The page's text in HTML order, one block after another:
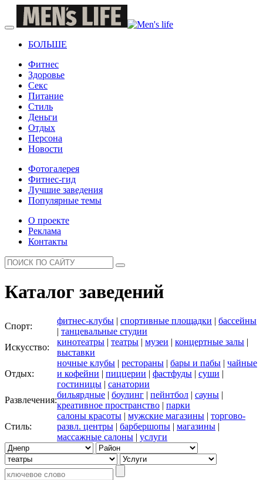
БОЛЬШЕ
Фитнес
Здоровье
Секс
Питание
Стиль
Деньги
Отдых
Персона
Новости
Фотогалерея
Фитнес-гид
Лучшие заведения
Популярные темы
О проекте
Реклама
Контакты
Каталог заведений
Спорт:
фитнес-клубы | спортивные площадки | бассейны
| танцевальные студии
Искусство:
кинотеатры | театры | музеи | концертные залы |
выставки
Отдых:
ночные клубы | рестораны | бары и пабы | чайные
и кофейни | пиццерии | фастфуды | суши |
гостиницы | санатории
Развлечения:
бильярдные | боулинг | пейнтбол | сауны |
креативное пространство | парки
Стиль:
салоны красоты | мужские магазины | торгово-
развл. центры | барбершопы | магазины |
массажные салоны | услуги